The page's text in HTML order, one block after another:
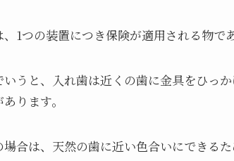
1つの装置につき保険が適用される物で
いうと、入れ歯は近くの歯に金具をひっ
ります。
合は、天然の歯に近い色合いにできるた